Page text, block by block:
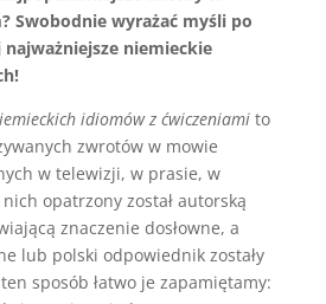
Swobodnie wyrażać myśli po
najważniejsze niemieckie
idiomów z ćwiczeniamito
zwrotów w mowie
w telewizji, w prasie, w
opatrzony został autorską
znaczenie dosłowne, a
lub polski odpowiednik zostały
sposób łatwo je zapamiętamy: